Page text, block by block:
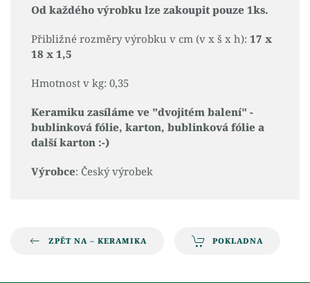
Od každého výrobku lze zakoupit pouze 1ks.
Přibližné rozměry výrobku v cm (v x š x h): 17 x
18 x 1,5
Hmotnost v kg: 0,35
Keramiku zasíláme ve "dvojitém balení" -
bublinková fólie, karton, bublinková fólie a
další karton :-)
Výrobce: Český výrobek
ZPĚT NA – KERAMIKA POKLADNA